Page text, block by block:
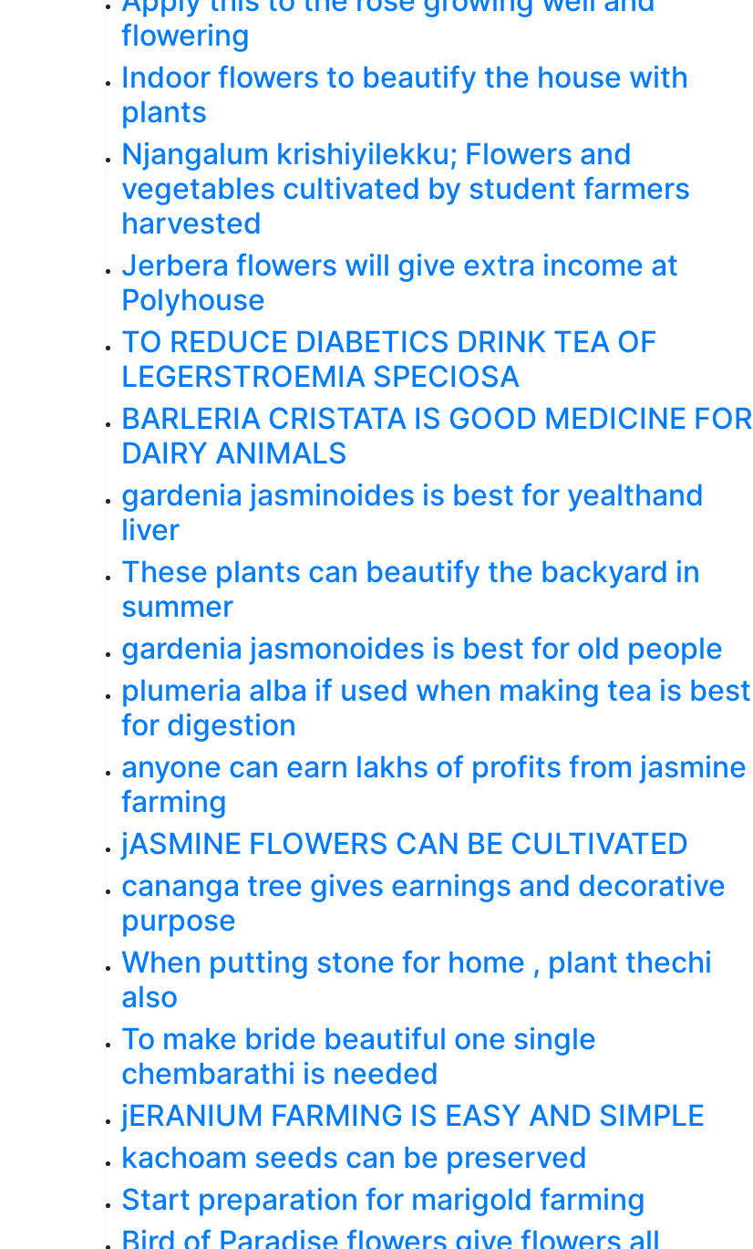
flowering
Indoor flowers to beautify the house with
plants
Njangalum krishiyilekku; Flowers and
vegetables cultivated by student farmers
harvested
Jerbera flowers will give extra income at
Polyhouse
TO REDUCE DIABETICS DRINK TEA OF
LEGERSTROEMIA SPECIOSA
BARLERIA CRISTATA IS GOOD MEDICINE FOR
DAIRY ANIMALS
gardenia jasminoides is best for yealthand
liver
These plants can beautify the backyard in
summer
gardenia jasmonoides is best for old people
plumeria alba if used when making tea is best
for digestion
anyone can earn lakhs of profits from jasmine
farming
jASMINE FLOWERS CAN BE CULTIVATED
cananga tree gives earnings and decorative
purpose
When putting stone for home , plant thechi
also
To make bride beautiful one single
chembarathi is needed
jERANIUM FARMING IS EASY AND SIMPLE
kachoam seeds can be preserved
Start preparation for marigold farming
Bird of Paradise flowers give flowers all